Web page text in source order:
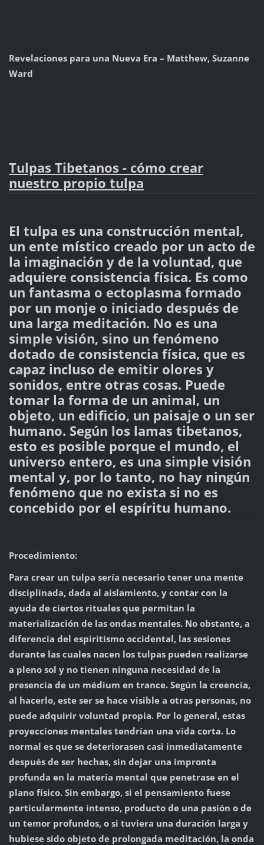
Revelaciones para una Nueva Era – Matthew, Suzanne
Ward
Tulpas Tibetanos - cómo crear
nuestro propio tulpa
El tulpa es una construcción mental,
un ente místico creado por un acto de
la imaginación y de la voluntad, que
adquiere consistencia física. Es como
un fantasma o ectoplasma formado
por un monje o iniciado después de
una larga meditación. No es una
simple visión, sino un fenómeno
dotado de consistencia física, que es
capaz incluso de emitir olores y
sonidos, entre otras cosas. Puede
tomar la forma de un animal, un
objeto, un edificio, un paisaje o un ser
humano. Según los lamas tibetanos,
esto es posible porque el mundo, el
universo entero, es una simple visión
mental y, por lo tanto, no hay ningún
fenómeno que no exista si no es
concebido por el espíritu humano.
Procedimiento:
Para crear un tulpa sería necesario tener una mente
disciplinada, dada al aislamiento, y contar con la
ayuda de ciertos rituales que permitan la
materialización de las ondas mentales. No obstante, a
diferencia del espiritismo occidental, las sesiones
durante las cuales nacen los tulpas pueden realizarse
a pleno sol y no tienen ninguna necesidad de la
presencia de un médium en trance. Según la creencia,
al hacerlo, este ser se hace visible a otras personas, no
puede adquirir voluntad propia. Por lo general, estas
proyecciones mentales tendrían una vida corta. Lo
normal es que se deteriorasen casi inmediatamente
después de ser hechas, sin dejar una impronta
profunda en la materia mental que penetrase en el
plano físico. Sin embargo, si el pensamiento fuese
particularmente intenso, producto de una pasión o de
un temor profundos, o si tuviera una duración larga y
hubiese sido objeto de prolongada meditación, la onda